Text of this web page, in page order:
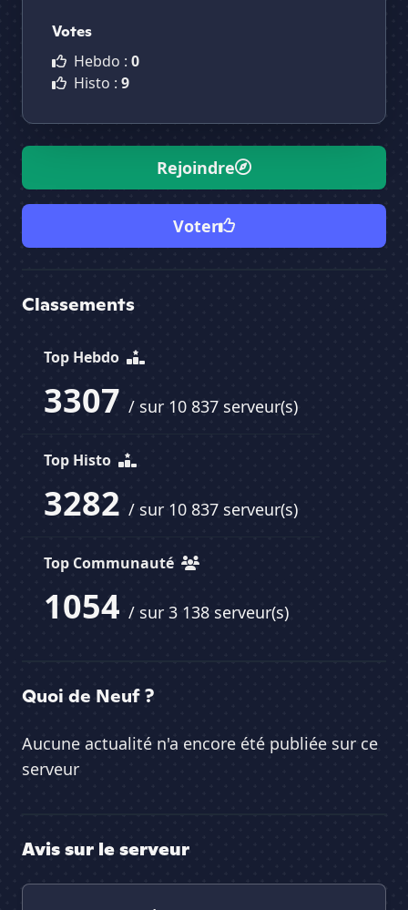
Votes
Hebdo : 0
Histo : 9
Rejoindre
Voter
Classements
Top Hebdo
3307 / sur 10 837 serveur(s)
Top Histo
3282 / sur 10 837 serveur(s)
Top Communauté
1054 / sur 3 138 serveur(s)
Quoi de Neuf ?
Aucune actualité n'a encore été publiée sur ce
serveur
Avis sur le serveur